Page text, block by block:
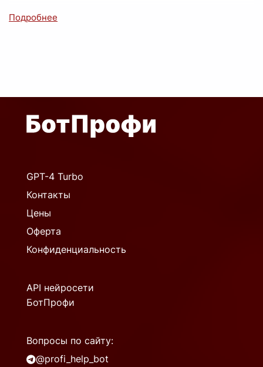
GPT-4 Turbo
Контакты
Цены
Оферта
Конфиденциальность
API нейросети
БотПрофи
Вопросы по сайту:
@profi_help_bot